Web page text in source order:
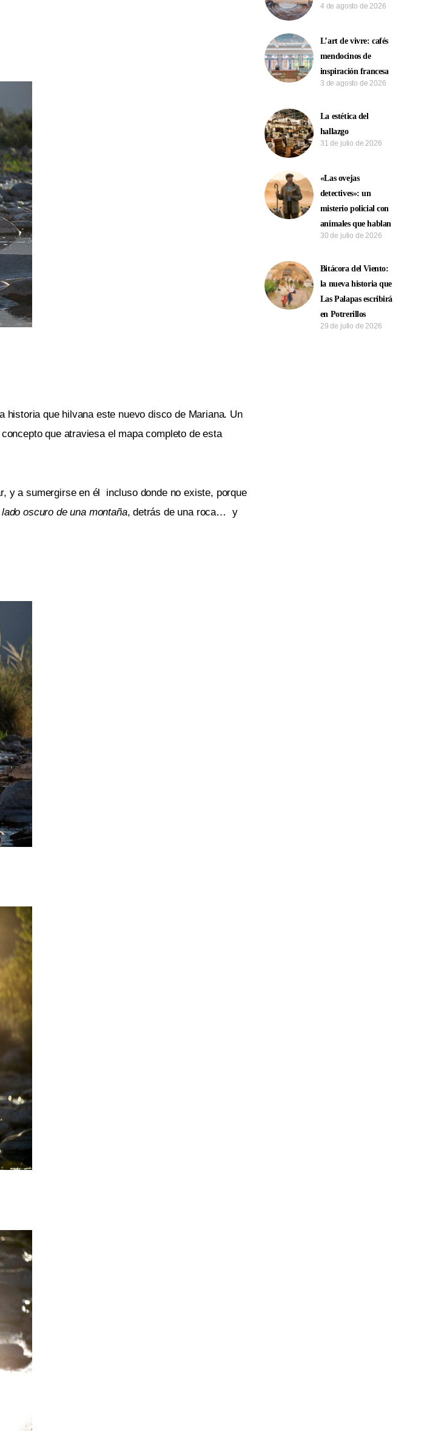
historia que hilvana este nuevo disco de Mariana. Un
que atraviesa el mapa completo de esta
y a sumergirse en él incluso donde no existe, porque
oscuro de una montaña, detrás de una roca… y
4 de agosto de 2026
L’art de vivre: cafés
mendocinos de
inspiración francesa
3 de agosto de 2026
La estética del
hallazgo
31 de julio de 2026
«Las ovejas
detectives»: un
misterio policial con
animales que hablan
30 de julio de 2026
Bitácora del Viento:
la nueva historia que
Las Palapas escribirá
en Potrerillos
29 de julio de 2026